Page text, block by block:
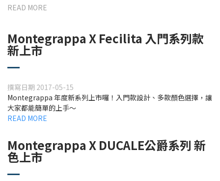
READ MORE
Montegrappa X Fecilita 入門系列款
新上市
撰寫日期 2017-05-15
Montegrappa 年度新系列上市囉！入門款設計、多款顏色選擇，讓
大家都能簡單的上手～
READ MORE
Montegrappa X DUCALE公爵系列 新
色上市